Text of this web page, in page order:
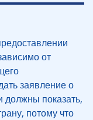
от
заявление о
должны показать,
потому что